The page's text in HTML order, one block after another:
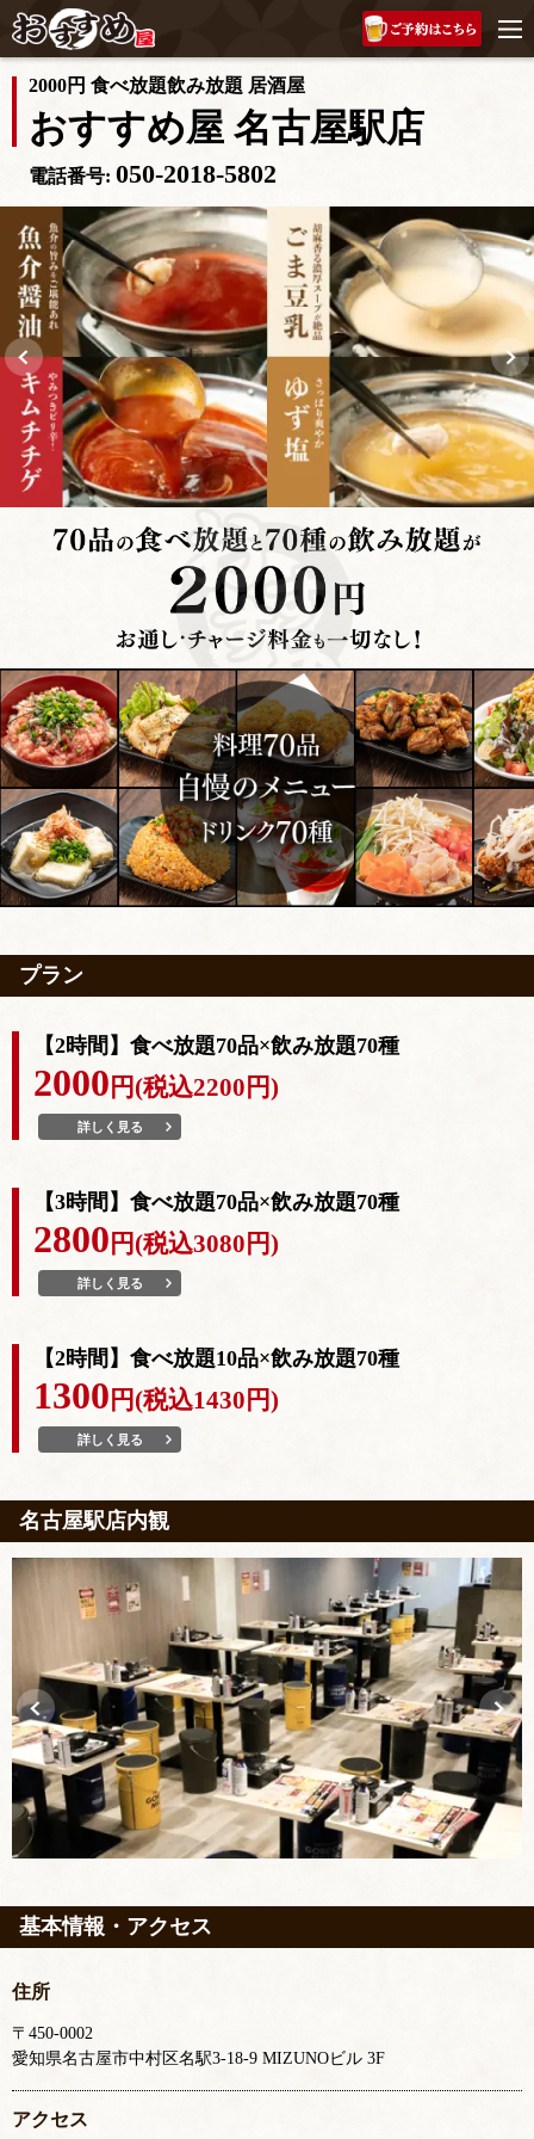
2000円 食べ放題飲み放題 居酒屋
おすすめ屋 名古屋駅店
電話番号: 050-2018-5802
プラン
【2時間】食べ放題70品×飲み放題70種
2000 円(税込2200円)
詳しく見る
【3時間】食べ放題70品×飲み放題70種
2800 円(税込3080円)
詳しく見る
【2時間】食べ放題10品×飲み放題70種
1300 円(税込1430円)
詳しく見る
名古屋駅店内観
基本情報・アクセス
住所
〒450-0002
愛知県名古屋市中村区名駅3-18-9 MIZUNOビル 3F
アクセス